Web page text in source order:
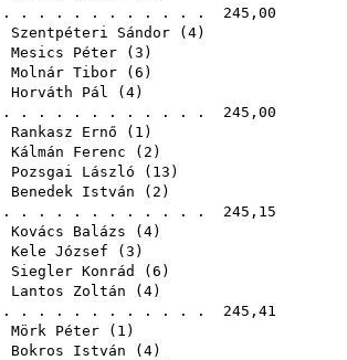
. . . . . . . . . . . . 245,00
Szentpéteri Sándor ( 4)
Mesics Péter ( 3 )
Molnár Tibor ( 6 )
Horváth Pál ( 4)
. . . . . . . . . . . . 245,00
Rankasz Ernő ( 1 )
Kálmán Ferenc ( 2 )
Pozsgai László ( 13 )
Benedek István ( 2 )
. . . . . . . . . . . . 245,15
Kovács Balázs ( 4)
Kele József ( 3 )
Siegler Konrád
( 6 )
Lantos Zoltán ( 4)
. . . . . . . . . . . . 245,41
Mörk Péter ( 1 )
Bokros István ( 4)